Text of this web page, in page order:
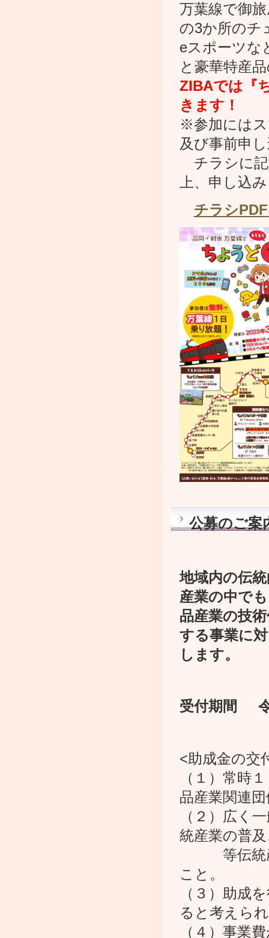
万葉線で御
の3か所のチ
eスポーツな
と豪華特産
ZIBAでは『
きます！
※参加には
及び事前申
チラシに記
上、申し込
チラシ
公募のご案
地域内の伝
産業の中で
品産業の技
する事業に
します。
受付期間 令
<助成金の交
（１）常時
品産業関連
（２）広く
統産業の普
等伝統産
こと。
（３）助成
ると考えら
（４）事業